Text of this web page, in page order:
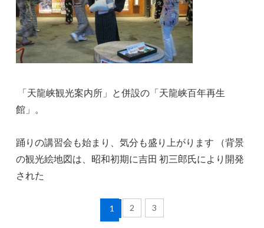
「天龍峡観光案内所」と併設の「天龍峡百年再生
館」。
踊りの講習会も始まり、気分も盛り上がります （背景
の観光絵地図は、昭和初期に吉田 初三郎氏により開発
された
1 2 3